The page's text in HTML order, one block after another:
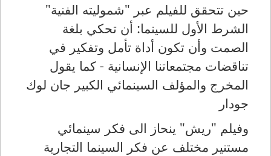
حين تتحقق للفيلم عبر "شموليته الفنية"
الشرط الأول للسينما: أن تحكي بلغة
الصمت وأن تكون أداة تأمل وتفكير في
تناقضات مجتمعاتنا الإنسانية - كما يقول
المخرج والمؤلف السينمائي الكبير جان لوك
جودار
وفيلم "ريش" ينحاز الى فكر سينمائي
مستنير مختلف عن فكر السينما التجارية